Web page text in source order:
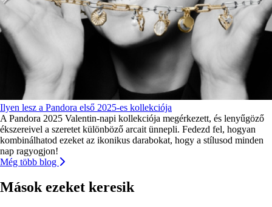
Ilyen lesz a Pandora első 2025-es kollekciója
A Pandora 2025 Valentin-napi kollekciója megérkezett, és lenyűgöző
ékszereivel a szeretet különböző arcait ünnepli. Fedezd fel, hogyan
kombinálhatod ezeket az ikonikus darabokat, hogy a stílusod minden
nap ragyogjon!
Még több blog
Mások ezeket keresik